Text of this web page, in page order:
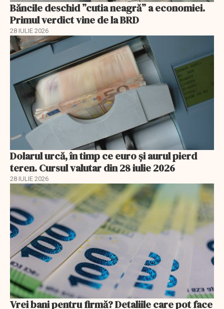
Băncile deschid ”cutia neagră” a economiei.
Primul verdict vine de la BRD
28 IULIE 2026
Dolarul urcă, în timp ce euro și aurul pierd
teren. Cursul valutar din 28 iulie 2026
28 IULIE 2026
Vrei bani pentru firmă? Detaliile care pot face